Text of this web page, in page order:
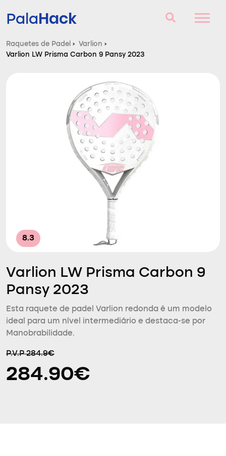
PalaHack
Raquetes de Padel
Perguntas e respostas
Comparador
Raquetes de Padel › Varlion ›
Varlion LW Prisma Carbon 9 Pansy 2023
8.3
Varlion LW Prisma Carbon 9
Pansy 2023
Esta raquete de padel Varlion redonda é um modelo
ideal para um nível intermediário e destaca-se por
Manobrabilidade.
P.V.P 284.9€
284.90€